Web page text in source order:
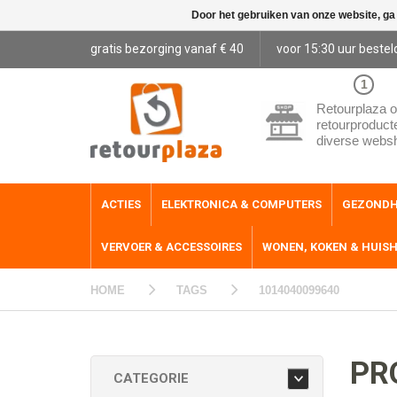
gratis bezorging vanaf € 40 voor 15:30 uur
1
Retourplaza
diverse
ACTIES ELEKTRONICA & COMPUTERS
VERVOER & ACCESSOIRES WONEN, KOKEN &
HOME TAGS 1014040099640
CATEGORIE
Door het gebruiken van onze website,